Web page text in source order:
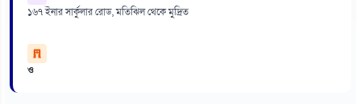
১৬৭ ইনার সার্কুলার রোড, মতিঝিল থেকে মুদ্রিত
ও